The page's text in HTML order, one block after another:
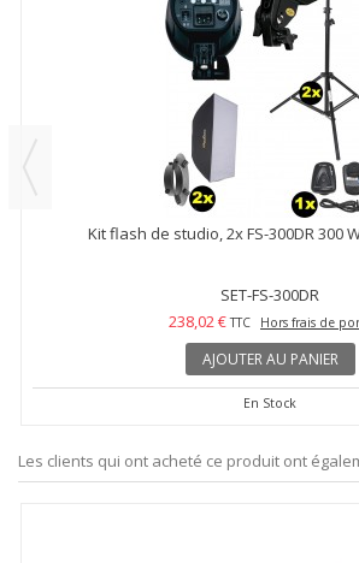
Kit flash de studio, 2x FS-300DR 300
SET-FS-300DR
238,02 € TTC Hors frais de
AJOUTER AU PANIER
En Stock
Les clients qui ont acheté ce produit ont